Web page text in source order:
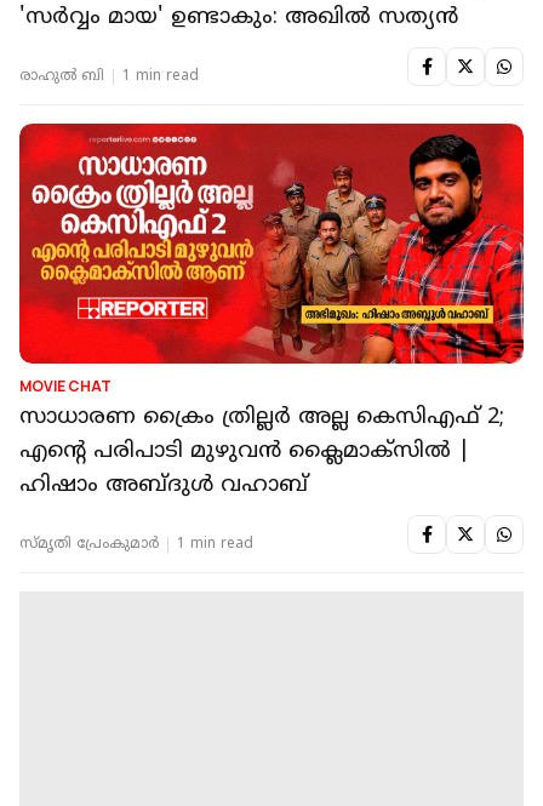
'സർവ്വം മായ' ഉണ്ടാകും: അഖിൽ സത്യൻ
രാഹുൽ ബി 1 min read
MOVIE CHAT
സാധാരണ ക്രൈം ത്രില്ലര്‍ അല്ല കെസിഎഫ് 2;
എന്റെ പരിപാടി മുഴുവന്‍ ക്ലൈമാക്‌സില്‍ |
ഹിഷാം അബ്ദുള്‍ വഹാബ്
സ്മൃതി പ്രേംകുമാര്‍ 1 min read